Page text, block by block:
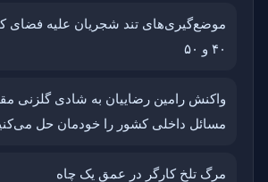
موضع‌گیری‌های تند شجریان علیه فضای
۴۰ و ۵۰
واکنش رامین رضاییان به شادی گلزنی
مسائل داخلی کشور را خودمان حل
مرگ تلخ کارگر در عمق یک چاه